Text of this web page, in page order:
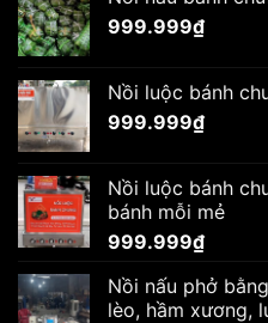
999.999₫
Nồi luộc bánh
999.999₫
Nồi luộc bánh
bánh mỗi mẻ
999.999₫
Nồi nấu phở
lèo, hầm xương,